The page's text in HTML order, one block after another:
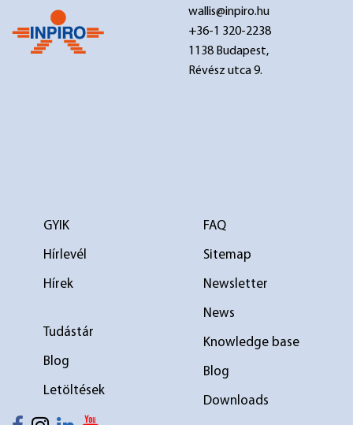
wallis@inpiro.hu
+36-1 320-2238
1138 Budapest,
Révész utca 9.
GYIK
Hírlevél
Hírek
elválasztó 2
Tudástár
Blog
Letöltések
FAQ
Sitemap
Newsletter
News
Knowledge base
Blog
Downloads